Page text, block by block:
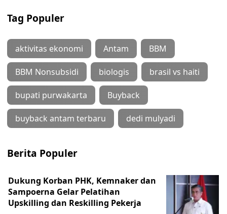
Tag Populer
aktivitas ekonomi Antam BBM
BBM Nonsubsidi biologis brasil vs haiti
bupati purwakarta Buyback
buyback antam terbaru dedi mulyadi
Berita Populer
Dukung Korban PHK, Kemnaker dan
Sampoerna Gelar Pelatihan
Upskilling dan Reskilling Pekerja